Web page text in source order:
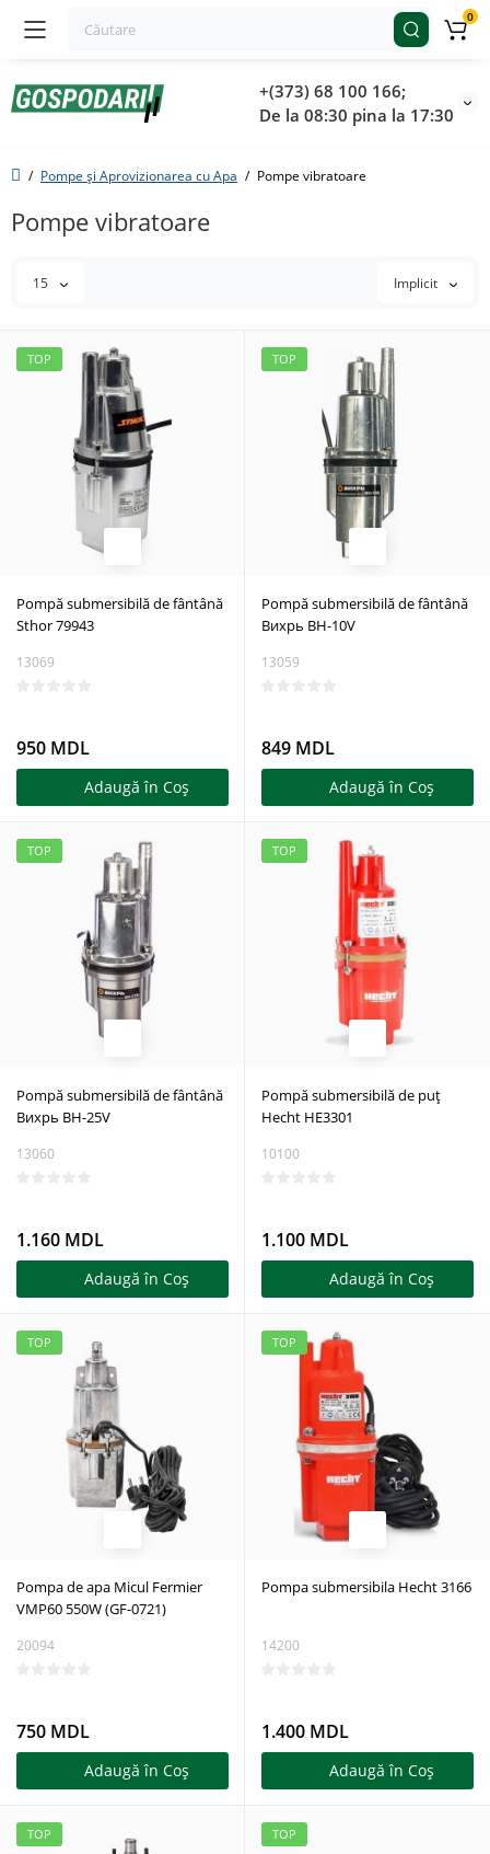
+(373) 68 100 166;
De la 08:30 pina la 17:30
0
Pompe și Aprovizionarea cu Apa Pompe vibratoare
Pompe vibratoare
15 Implicit
TOP
Pompă submersibilă de fântână
Sthor 79943
13069
950 MDL
Adaugă în Coş
TOP
Pompă submersibilă de fântână
Вихрь BH-10V
13059
849 MDL
Adaugă în Coş
TOP
Pompă submersibilă de fântână
Вихрь BH-25V
13060
1.160 MDL
Adaugă în Coş
TOP
Pompă submersibilă de puţ
Hecht HE3301
10100
1.100 MDL
Adaugă în Coş
TOP
Pompa de apa Micul Fermier
VMP60 550W (GF-0721)
20094
750 MDL
Adaugă în Coş
TOP
Pompa submersibila Hecht 3166
14200
1.400 MDL
Adaugă în Coş
TOP TOP